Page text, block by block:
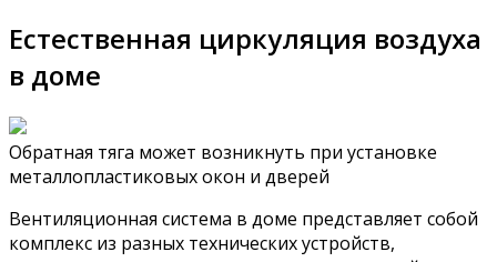
Естественная циркуляция воздуха
в доме
Обратная тяга может возникнуть при установке
металлопластиковых окон и дверей
Вентиляционная система в доме представляет собой
комплекс из разных технических устройств,